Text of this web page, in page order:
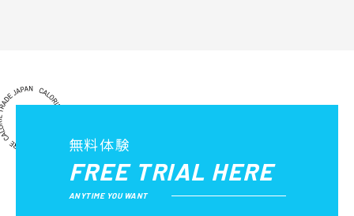
無料体験
FREE TRIAL HERE
ANYTIME YOU WANT